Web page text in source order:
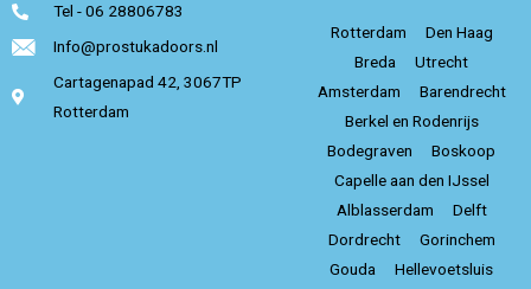
Tel - 06 28806783
Info@prostukadoors.nl
Cartagenapad 42, 3067TP
Rotterdam
Rotterdam
Den Haag
Breda
Utrecht
Amsterdam
Barendrecht
Berkel en Rodenrijs
Bodegraven
Boskoop
Capelle aan den IJssel
Alblasserdam
Delft
Dordrecht
Gorinchem
Gouda
Hellevoetsluis